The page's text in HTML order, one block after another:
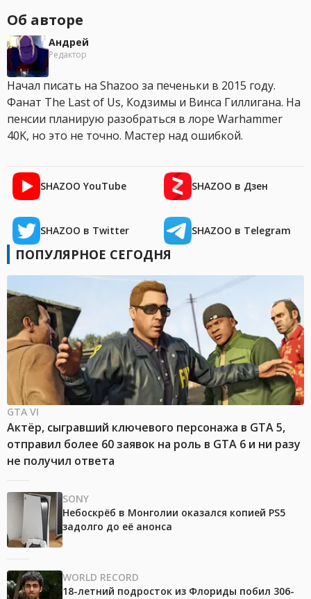
Об авторе
Андрей
Редактор
Начал писать на Shazoo за печеньки в 2015 году.
Фанат The Last of Us, Кодзимы и Винса Гиллигана. На
пенсии планирую разобраться в лоре Warhammer
40K, но это не точно. Мастер над ошибкой.
SHAZOO YouTube SHAZOO в Дзен
SHAZOO в Twitter SHAZOO в Telegram
ПОПУЛЯРНОЕ СЕГОДНЯ
GTA VI
Актёр, сыгравший ключевого персонажа в GTA 5,
отправил более 60 заявок на роль в GTA 6 и ни разу
не получил ответа
SONY
Небоскрёб в Монголии оказался копией PS5
задолго до её анонса
WORLD RECORD
18-летний подросток из Флориды побил 306-